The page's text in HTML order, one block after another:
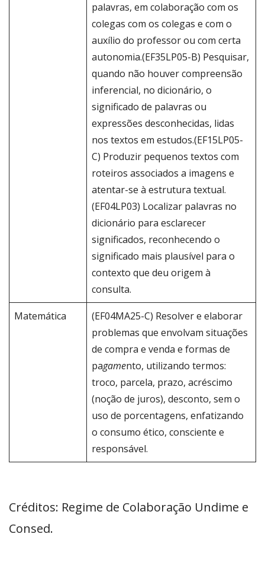
palavras, em colaboração com os
colegas com os colegas e com o
auxílio do professor ou com certa
autonomia.(EF35LP05-B) Pesquisar,
quando não houver compreensão
inferencial, no dicionário, o
significado de palavras ou
expressões desconhecidas, lidas
nos textos em estudos.(EF15LP05-
C) Produzir pequenos textos com
roteiros associados a imagens e
atentar-se à estrutura textual.
(EF04LP03) Localizar palavras no
dicionário para esclarecer
significados, reconhecendo o
significado mais plausível para o
contexto que deu origem à
consulta.
Matemática
(EF04MA25-C) Resolver e elaborar
problemas que envolvam situações
de compra e venda e formas de
pagamento, utilizando termos:
troco, parcela, prazo, acréscimo
(noção de juros), desconto, sem o
uso de porcentagens, enfatizando
o consumo ético, consciente e
responsável.
Créditos: Regime de Colaboração Undime e
Consed.